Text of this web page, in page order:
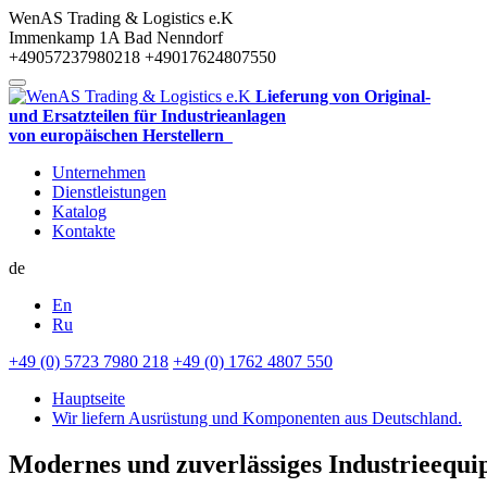
WenAS Trading & Logistics e.K
Immenkamp 1A Bad Nenndorf
+49057237980218 +49017624807550
Lieferung von Original-
und Ersatzteilen für Industrieanlagen
von europäischen Herstellern
Unternehmen
Dienstleistungen
Katalog
Kontakte
de
En
Ru
+49 (0) 5723 7980 218 +49 (0) 1762 4807 550
Hauptseite
Wir liefern Ausrüstung und Komponenten aus Deutschland.
Modernes und zuverlässiges